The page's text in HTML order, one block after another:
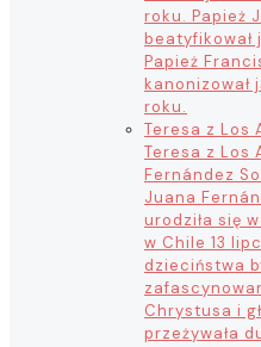
roku. Papież
beatyfikował
Papież
kanonizował
roku.
Teresa z Los
Teresa z Los
Fernández
Juana
urodziła się
w Chile 13
dzieciństwa
Chrystusa i
przeżywała